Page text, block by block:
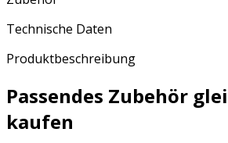
Technische Daten
Produktbeschreibung
Passendes Zubehör
kaufen